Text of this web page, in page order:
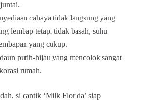
cahaya tidak langsung yang
lembap tetapi tidak basah, suhu
yang cukup.
putih-hijau yang mencolok sangat
rumah.
si cantik ‘Milk Florida’ siap